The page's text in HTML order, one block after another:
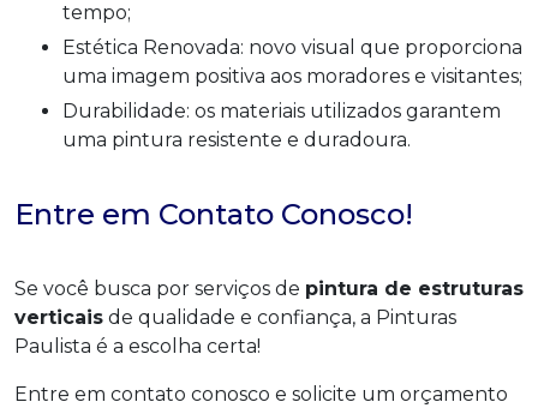
tempo;
Estética Renovada: novo visual que proporciona
uma imagem positiva aos moradores e visitantes;
Durabilidade: os materiais utilizados garantem
uma pintura resistente e duradoura.
Entre em Contato Conosco!
Se você busca por serviços de pintura de estruturas
verticais de qualidade e confiança, a Pinturas
Paulista é a escolha certa!
Entre em contato conosco e solicite um orçamento